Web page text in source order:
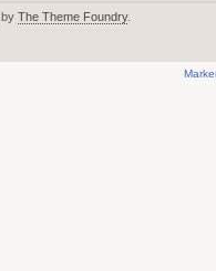
by The Theme Foundry.